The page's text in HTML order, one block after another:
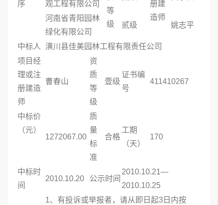
序
等
级
册建
造师
观工程有限公司
河南省青阳园林
绿化有限公司
贰级 姚志平
中标人
潢川县佳美园林工程有限责任公司
项目经
理或注
册建造
师
曹春山
资
质
等
级
壹级
证书编
号
411410267
中标价
（元）
1272067.00
质
量
标
准
合格
工期
（天）
170
中标时
间
2010.10.20 公示时间
2010.10.21—
2010.10.25
1、有投诉或举报者，请从即日起3日内按